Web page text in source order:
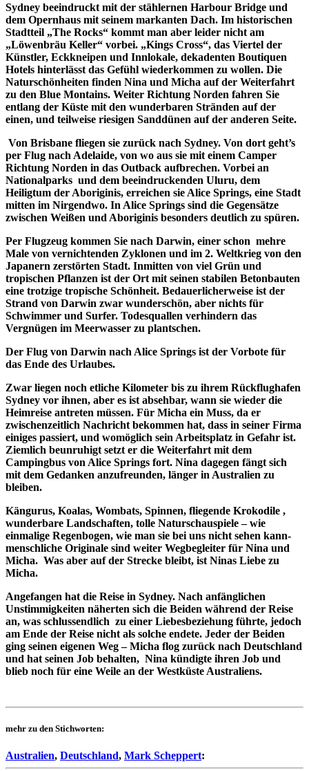
Sydney beeindruckt mit der stählernen Harbour Bridge und
dem Opernhaus mit seinem markanten Dach. Im historischen
Stadtteil „The Rocks“ kommt man aber leider nicht am
„Löwenbräu Keller“ vorbei. „Kings Cross“, das Viertel der
Künstler, Eckkneipen und Innlokale, dekadenten Boutiquen
Hotels hinterlässt das Gefühl wiederkommen zu wollen. Die
Naturschönheiten finden Nina und Micha auf der Weiterfahrt
zu den Blue Montains. Weiter Richtung Norden fahren Sie
entlang der Küste mit den wunderbaren Stränden auf der
einen, und teilweise riesigen Sanddünen auf der anderen Seite.
Von Brisbane fliegen sie zurück nach Sydney. Von dort geht’s
per Flug nach Adelaide, von wo aus sie mit einem Camper
Richtung Norden in das Outback aufbrechen. Vorbei an
Nationalparks und dem beeindruckenden Uluru, dem
Heiligtum der Aboriginis, erreichen sie Alice Springs, eine Stadt
mitten im Nirgendwo. In Alice Springs sind die Gegensätze
zwischen Weißen und Aboriginis besonders deutlich zu spüren.
Per Flugzeug kommen Sie nach Darwin, einer schon mehre
Male von vernichtenden Zyklonen und im 2. Weltkrieg von den
Japanern zerstörten Stadt. Inmitten von viel Grün und
tropischen Pflanzen ist der Ort mit seinen stabilen Betonbauten
eine trotzige tropische Schönheit. Bedauerlicherweise ist der
Strand von Darwin zwar wunderschön, aber nichts für
Schwimmer und Surfer. Todesquallen verhindern das
Vergnügen im Meerwasser zu plantschen.
Der Flug von Darwin nach Alice Springs ist der Vorbote für
das Ende des Urlaubes.
Zwar liegen noch etliche Kilometer bis zu ihrem Rückflughafen
Sydney vor ihnen, aber es ist absehbar, wann sie wieder die
Heimreise antreten müssen. Für Micha ein Muss, da er
zwischenzeitlich Nachricht bekommen hat, dass in seiner Firma
einiges passiert, und womöglich sein Arbeitsplatz in Gefahr ist.
Ziemlich beunruhigt setzt er die Weiterfahrt mit dem
Campingbus von Alice Springs fort. Nina dagegen fängt sich
mit dem Gedanken anzufreunden, länger in Australien zu
bleiben.
Kängurus, Koalas, Wombats, Spinnen, fliegende Krokodile ,
wunderbare Landschaften, tolle Naturschauspiele – wie
einmalige Regenbogen, wie man sie bei uns nicht sehen kann-
menschliche Originale sind weiter Wegbegleiter für Nina und
Micha. Was aber auf der Strecke bleibt, ist Ninas Liebe zu
Micha.
Angefangen hat die Reise in Sydney. Nach anfänglichen
Unstimmigkeiten näherten sich die Beiden während der Reise
an, was schlussendlich zu einer Liebesbeziehung führte, jedoch
am Ende der Reise nicht als solche endete. Jeder der Beiden
ging seinen eigenen Weg – Micha flog zurück nach Deutschland
und hat seinen Job behalten, Nina kündigte ihren Job und
blieb noch für eine Weile an der Westküste Australiens.
mehr zu den Stichworten:
Australien, Deutschland, Mark Scheppert: